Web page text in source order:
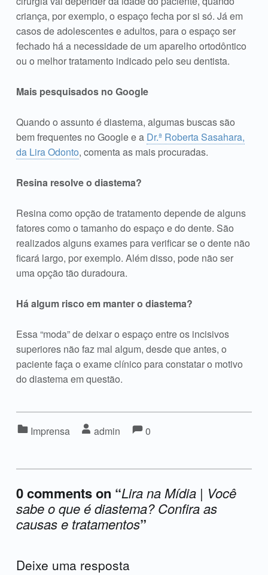
criança, por exemplo, o espaço fecha por si só. Já em
casos de adolescentes e adultos, para o espaço ser
fechado há a necessidade de um aparelho ortodôntico
ou o melhor tratamento indicado pelo seu dentista.
Mais pesquisados no Google
Quando o assunto é diastema, algumas buscas são
bem frequentes no Google e a Dr.ª Roberta Sasahara,
da Lira Odonto, comenta as mais procuradas.
Resina resolve o diastema?
Resina como opção de tratamento depende de alguns
fatores como o tamanho do espaço e do dente. São
realizados alguns exames para verificar se o dente não
ficará largo, por exemplo. Além disso, pode não ser
uma opção tão duradoura.
Há algum risco em manter o diastema?
Essa “moda” de deixar o espaço entre os incisivos
superiores não faz mal algum, desde que antes, o
paciente faça o exame clínico para constatar o motivo
do diastema em questão.
Imprensa admin
Comentários:
0
0 comments on “Lira na Mídia | Você
sabe o que é diastema? Confira as
causas e tratamentos”
Deixe uma resposta